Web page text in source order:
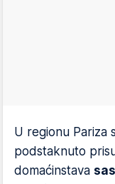
U regionu Pariza
podstaknuto
domaćinstava